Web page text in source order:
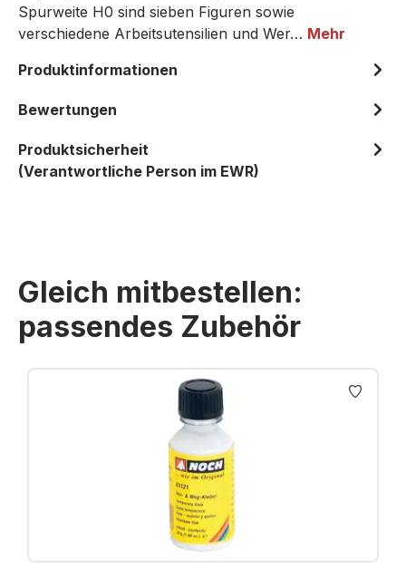
Spurweite H0 sind sieben Figuren sowie
verschiedene Arbeitsutensilien und Wer… Mehr
Produktinformationen
Bewertungen
Produktsicherheit
(Verantwortliche Person im EWR)
Gleich mitbestellen:
passendes Zubehör
Produktgalerie überspringen